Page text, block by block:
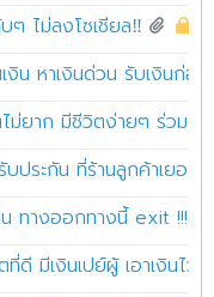
ไม่ลงโซเชียล‼️
น หาเงินด่วน รับเงินก่อน
ม่ยาก มีชีวิตง่ายๆ ร่วมง
ระกัน ที่ร้านลูกค้าเยอะม
น ทางออกทางนี้ exit !!!
ดี มีเงินเปย์ผู้ เอาเงินไว้